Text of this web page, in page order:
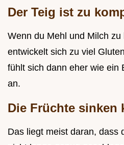
Der Teig ist zu
Wenn du Mehl und Milch
entwickelt sich zu viel
fühlt sich dann eher wie ein
an.
Die Früchte sinken
Das liegt meist daran, dass